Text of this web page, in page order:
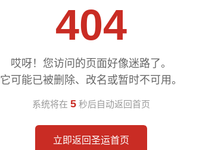
404
哎呀！您访问的页面好像迷路了。
它可能已被删除、改名或暂时不可用。
系统将在 5 秒后自动返回首页
立即返回圣运首页